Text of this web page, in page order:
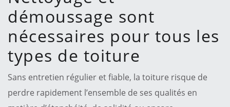
démoussage sont
nécessaires pour tous les
types de toiture
Sans entretien régulier et fiable, la toiture risque de
perdre rapidement l’ensemble de ses qualités en